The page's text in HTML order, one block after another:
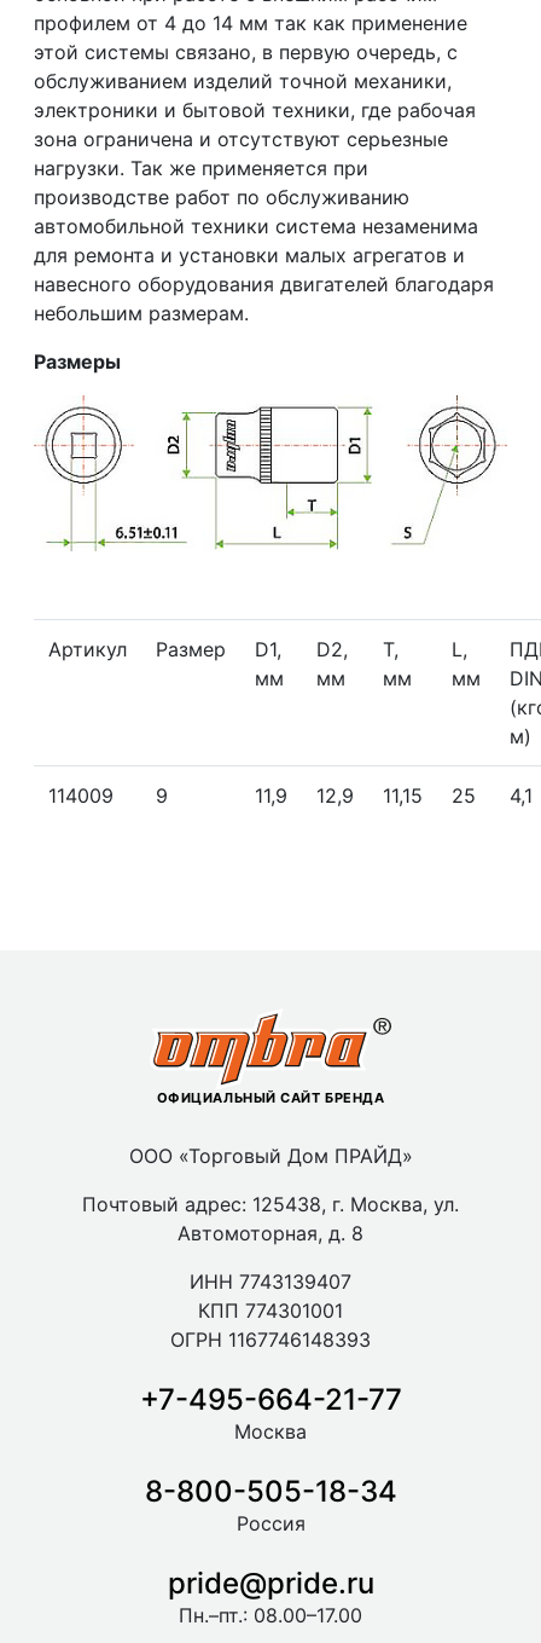
профилем от 4 до 14 мм так как применение
этой системы связано, в первую очередь, с
обслуживанием изделий точной механики,
электроники и бытовой техники, где рабочая
зона ограничена и отсутствуют серьезные
нагрузки. Так же применяется при
производстве работ по обслуживанию
автомобильной техники система незаменима
для ремонта и установки малых агрегатов и
навесного оборудования двигателей благодаря
небольшим размерам.
Размеры
Артикул Размер
D1,
мм
D2,
мм
T,
мм
L,
мм
м)
114009 9 11,9 12,9 11,15 25 4,1
ОФИЦИАЛЬНЫЙ САЙТ БРЕНДА
ООО «Торговый Дом ПРАЙД»
Почтовый адрес: 125438, г. Москва, ул.
Автомоторная, д. 8
ИНН 7743139407
КПП 774301001
ОГРН 1167746148393
+7-495-664-21-77
Москва
8-800-505-18-34
Россия
pride@pride.ru
Пн.–пт.: 08.00–17.00